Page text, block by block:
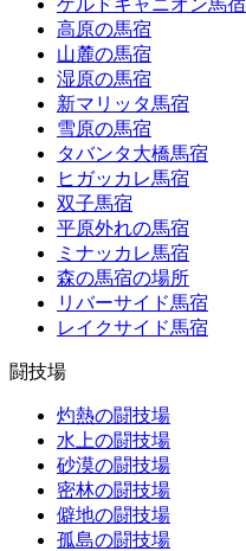
ゲルドキャニオン馬宿
高原の馬宿
山麓の馬宿
湿原の馬宿
新マリッタ馬宿
雪原の馬宿
タバンタ大橋馬宿
ヒガッカレ馬宿
双子馬宿
平原外れの馬宿
ミナッカレ馬宿
森の馬宿の場所
リバーサイド馬宿
レイクサイド馬宿
闘技場
灼熱の闘技場
水上の闘技場
砂漠の闘技場
密林の闘技場
僻地の闘技場
孤島の闘技場